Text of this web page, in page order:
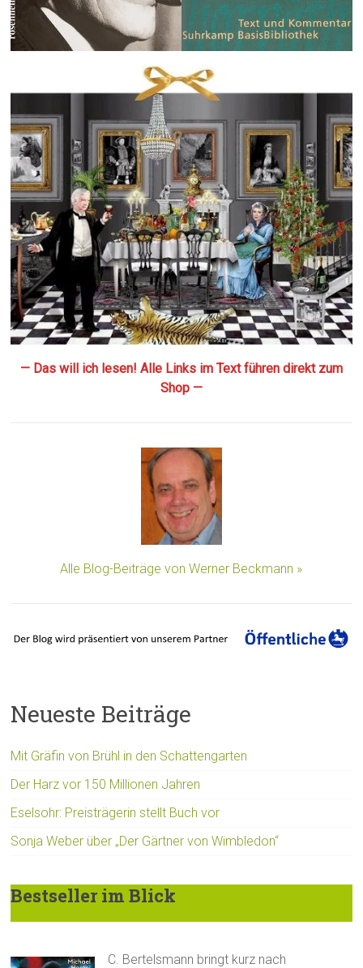
— Das will ich lesen! Alle Links im Text führen direkt zum
Shop —
Alle Blog-Beiträge von Werner Beckmann »
Neueste Beiträge
Mit Gräfin von Brühl in den Schattengarten
Der Harz vor 150 Millionen Jahren
Eselsohr: Preisträgerin stellt Buch vor
Sonja Weber über „Der Gärtner von Wimbledon“
Bestseller im Blick
C. Bertelsmann bringt kurz nach